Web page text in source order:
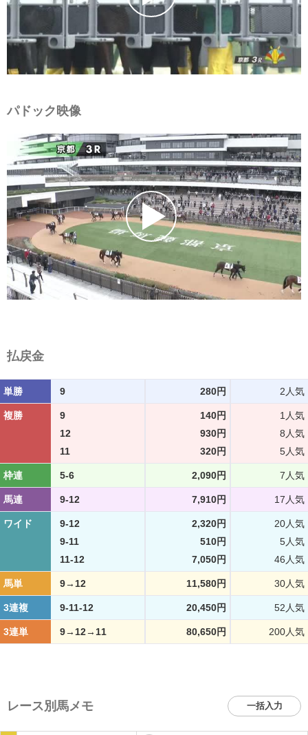
パドック映像
払戻金
単勝 9 280円 2人気
複勝 9 140円
1人気
12
930円
8人気
11
320円 5人気
枠連 5-6 2,090円 7人気
馬連 9-12 7,910円 17人気
ワイド 9-12 2,320円
20人気
9-11
510円
5人気
11-12
7,050円 46人気
馬単 9→12 11,580円 30人気
3連複 9-11-12 20,450円 52人気
3連単 9→12→11 80,650円 200人気
レース別馬メモ 一括入力